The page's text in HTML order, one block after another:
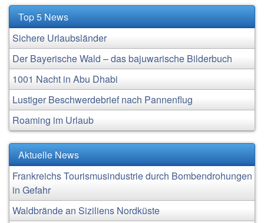
Top 5 News
Sichere Urlaubsländer
Der Bayerische Wald – das bajuwarische Bilderbuch
1001 Nacht in Abu Dhabi
Lustiger Beschwerdebrief nach Pannenflug
Roaming im Urlaub
Aktuelle News
Frankreichs Tourismusindustrie durch Bombendrohungen
in Gefahr
Waldbrände an Siziliens Nordküste